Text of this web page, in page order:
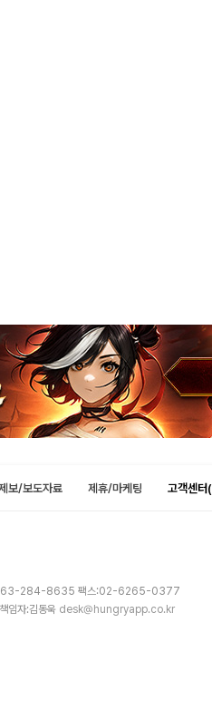
보/보도자료 제휴/마케팅 고객센
처:063-284-8635 팩스:02-6265-0377
임자:김동욱 desk@hungryapp.co.kr